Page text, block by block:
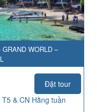
WORLD –
Đặt tour
& CN Hằng tuần